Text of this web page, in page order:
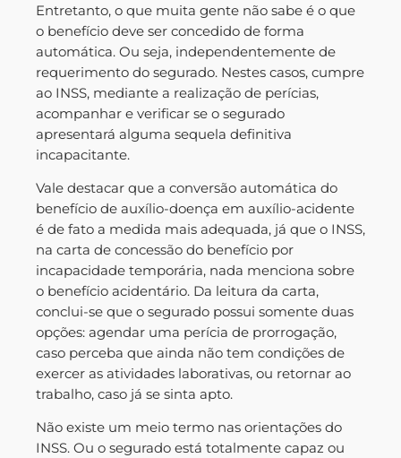
Entretanto, o que muita gente não sabe é o que
o benefício deve ser concedido de forma
automática. Ou seja, independentemente de
requerimento do segurado. Nestes casos, cumpre
ao INSS, mediante a realização de perícias,
acompanhar e verificar se o segurado
apresentará alguma sequela definitiva
incapacitante.
Vale destacar que a conversão automática do
benefício de auxílio-doença em auxílio-acidente
é de fato a medida mais adequada, já que o INSS,
na carta de concessão do benefício por
incapacidade temporária, nada menciona sobre
o benefício acidentário. Da leitura da carta,
conclui-se que o segurado possui somente duas
opções: agendar uma perícia de prorrogação,
caso perceba que ainda não tem condições de
exercer as atividades laborativas, ou retornar ao
trabalho, caso já se sinta apto.
Não existe um meio termo nas orientações do
INSS. Ou o segurado está totalmente capaz ou